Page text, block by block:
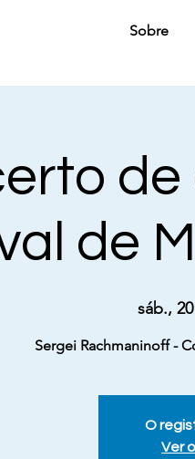
Sobre
de
sáb.,
Sergei Rachmaninoff -
O
Ver